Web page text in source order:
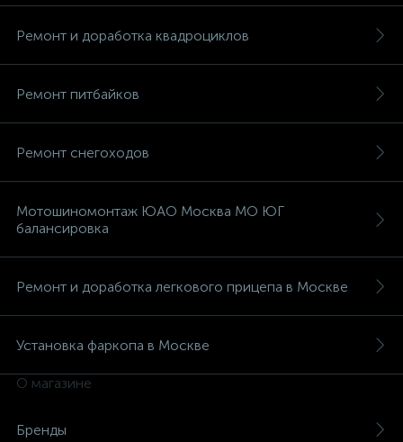
Ремонт и доработка квадроциклов
Ремонт питбайков
Ремонт снегоходов
Мотошиномонтаж ЮАО Москва МО ЮГ
балансировка
Ремонт и доработка легкового прицепа в Москве
Установка фаркопа в Москве
О магазине
Бренды